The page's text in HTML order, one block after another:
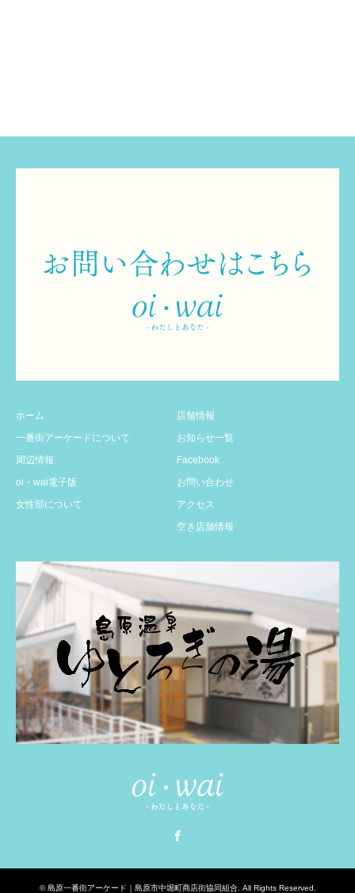
ホーム
一番街アーケードについて
周辺情報
oi・wai電子版
女性部について
店舗情報
お知らせ一覧
Facebook
お問い合わせ
アクセス
空き店舗情報
©島原一番街アーケード｜島原市中堀町商店街協同組合. All Rights Reserved.